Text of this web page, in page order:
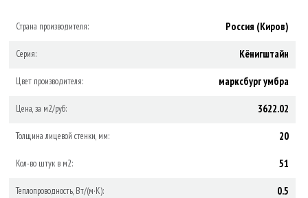
Страна производителя: Россия (Киров)
Серия: Кёнигштайн
Цвет производителя: марксбург умбра
Цена, за м2/руб: 3622.02
Толщина лицевой стенки, мм: 20
Кол-во штук в м2: 51
Теплопроводность, Вт/(м·К): 0.5